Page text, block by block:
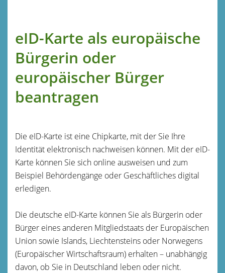
eID-Karte als europäische
Bürgerin oder
europäischer Bürger
beantragen
Die eID-Karte ist eine Chipkarte, mit der Sie Ihre
Identität elektronisch nachweisen können. Mit der eID-
Karte können Sie sich online ausweisen und zum
Beispiel Behördengänge oder Geschäftliches digital
erledigen.
Die deutsche eID-Karte können Sie als Bürgerin oder
Bürger eines anderen Mitgliedstaats der Europäischen
Union sowie Islands, Liechtensteins oder Norwegens
(Europäischer Wirtschaftsraum) erhalten – unabhängig
davon, ob Sie in Deutschland leben oder nicht.